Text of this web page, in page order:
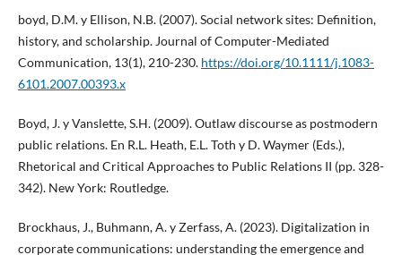
boyd, D.M. y Ellison, N.B. (2007). Social network sites: Definition,
history, and scholarship. Journal of Computer-Mediated
Communication, 13(1), 210-230. https://doi.org/10.1111/j.1083-
6101.2007.00393.x
Boyd, J. y Vanslette, S.H. (2009). Outlaw discourse as postmodern
public relations. En R.L. Heath, E.L. Toth y D. Waymer (Eds.),
Rhetorical and Critical Approaches to Public Relations II (pp. 328-
342). New York: Routledge.
Brockhaus, J., Buhmann, A. y Zerfass, A. (2023). Digitalization in
corporate communications: understanding the emergence and